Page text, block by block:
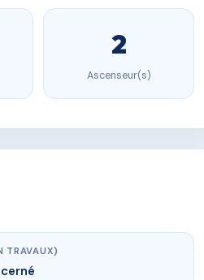
2
Ascenseur(s)
TRAVAUX)